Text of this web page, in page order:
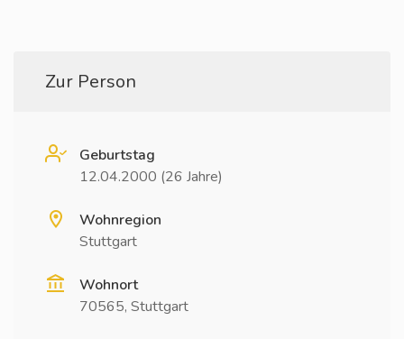
Zur Person
Geburtstag
12.04.2000 (26 Jahre)
Wohnregion
Stuttgart
Wohnort
70565, Stuttgart